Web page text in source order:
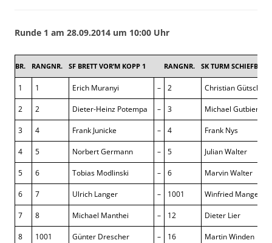
Runde 1 am 28.09.2014 um 10:00 Uhr
BR. RANGNR. SF BRETT VOR’M KOPP 1 RANGNR. SK TURM
1 1 Erich Muranyi – 2 Christian Gütschow
2 2 Dieter-Heinz Potempa – 3 Michael Gutbier
3 4 Frank Junicke – 4 Frank Nys
4 5 Norbert Germann – 5 Julian Walter
5 6 Tobias Modlinski – 6 Marvin Walter
6 7 Ulrich Langer – 1001 Winfried Mangels
7 8 Michael Manthei – 12 Dieter Lier
8 1001 Günter Drescher – 16 Martin Winden